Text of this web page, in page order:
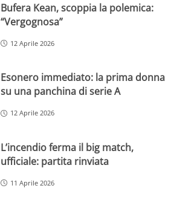
Bufera Kean, scoppia la polemica:
“Vergognosa”
12 Aprile 2026
Esonero immediato: la prima donna
su una panchina di serie A
12 Aprile 2026
L’incendio ferma il big match,
ufficiale: partita rinviata
11 Aprile 2026